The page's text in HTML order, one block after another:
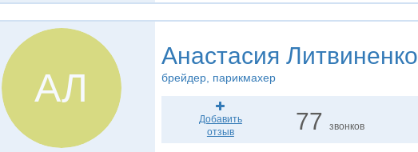
АЛ
Анастасия Литвиненко
брейдер, парикмахер
Добавить
отзыв
77 звонков